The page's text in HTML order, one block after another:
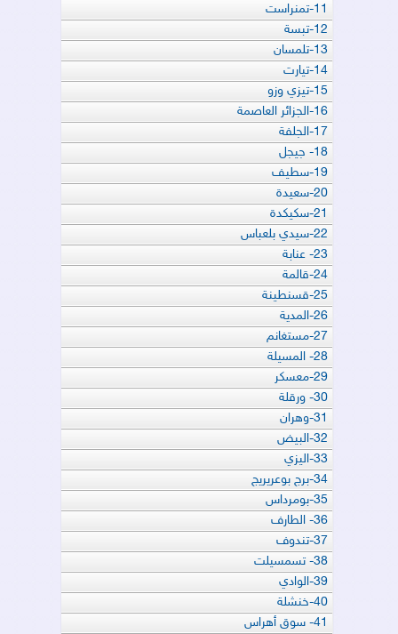
11-تمنراست
12-تبسة
13-تلمسان
14-تيارت
15-تيزي وزو
16-الجزائر العاصمة
17-الجلفة
18- جيجل
19-سطيف
20-سعيدة
21-سكيكدة
22-سيدي بلعباس
23- عنابة
24-قالمة
25-قسنطينة
26-المدية
27-مستغانم
28- المسيلة
29-معسكر
30- ورقلة
31-وهران
32-البيض
33-اليزي
34-برج بوعريريج
35-بومرداس
36- الطارف
37-تندوف
38- تسمسيلت
39-الوادي
40-خنشلة
41- سوق أهراس